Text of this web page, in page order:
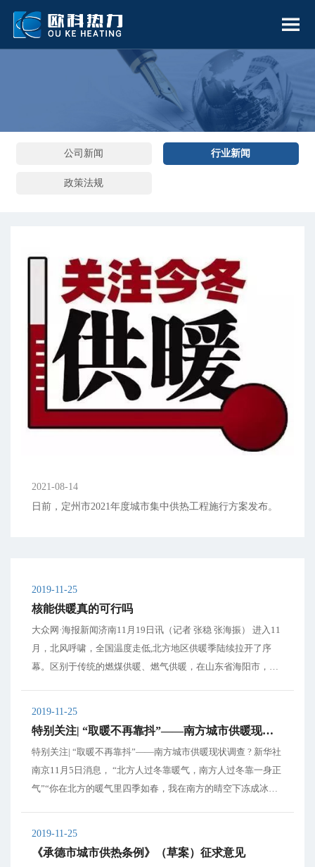
公司新闻 行业新闻
政策法规
2021-08-14
日前，定州市2021年度城市集中供热工程施行方案发布。
2019-11-25
核能供暖真的可行吗
大众网·海报新闻济南11月19日讯（记者 张稳 张海振） 进入11
月，北风呼啸，全国温度走低,北方地区供暖季陆续拉开了序
幕。区别于传统的燃煤供暖、燃气供暖，在山东省海阳市，部
2019-11-25
特别关注| “取暖不再靠抖”——南方城市供暖现状调查
特别关注| “取暖不再靠抖”——南方城市供暖现状调查 ? 新华社
南京11月5日消息， “北方人过冬靠暖气，南方人过冬靠一身正
气”“你在北方的暖气里四季如春，我在南方的晴空下冻成冰
2019-11-25
《承德市城市供热条例》（草案）征求意见